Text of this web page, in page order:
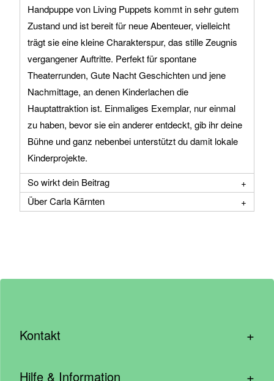
Handpuppe von Living Puppets kommt in sehr gutem
Zustand und ist bereit für neue Abenteuer, vielleicht
trägt sie eine kleine Charakterspur, das stille Zeugnis
vergangener Auftritte. Perfekt für spontane
Theaterrunden, Gute Nacht Geschichten und jene
Nachmittage, an denen Kinderlachen die
Hauptattraktion ist. Einmaliges Exemplar, nur einmal
zu haben, bevor sie ein anderer entdeckt, gib ihr deine
Bühne und ganz nebenbei unterstützt du damit lokale
Kinderprojekte.
So wirkt dein Beitrag
Über Carla Kärnten
Kontakt +
Hilfe & Information +